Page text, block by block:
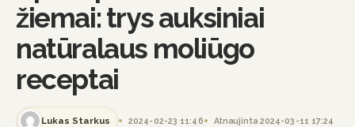
žiemai: trys auksiniai
natūralaus moliūgo
receptai
Lukas Starkus 2024-02-23 11:46 Atnaujinta 2024-03-11 17:24